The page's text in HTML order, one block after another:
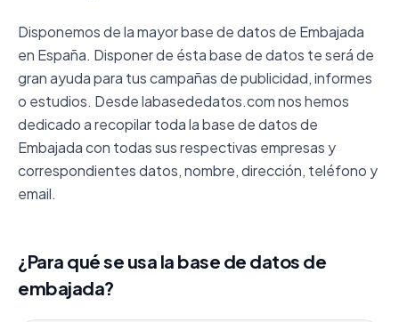
Disponemos de la mayor base de datos de Embajada
en España. Disponer de ésta base de datos te será de
gran ayuda para tus campañas de publicidad, informes
o estudios. Desde labasededatos.com nos hemos
dedicado a recopilar toda la base de datos de
Embajada con todas sus respectivas empresas y
correspondientes datos, nombre, dirección, teléfono y
email.
¿Para qué se usa la base de datos de
embajada?